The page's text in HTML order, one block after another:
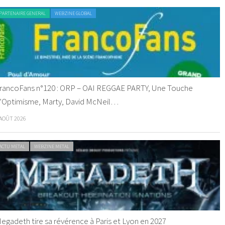
GENERAL WEBZINE GLOBAL
n°120 : ORP – OAI REGGAE PARTY, Une Touche
Marty, David McNeil…
2026
METAL WEBZINE METAL
tire sa révérence à Paris et Lyon en 2027